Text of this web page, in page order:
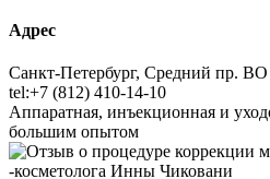
Адрес
Санкт-Петербург, Средний пр.
tel:+7 (812) 410-14-10
Аппаратная, инъекционная и
большим опытом